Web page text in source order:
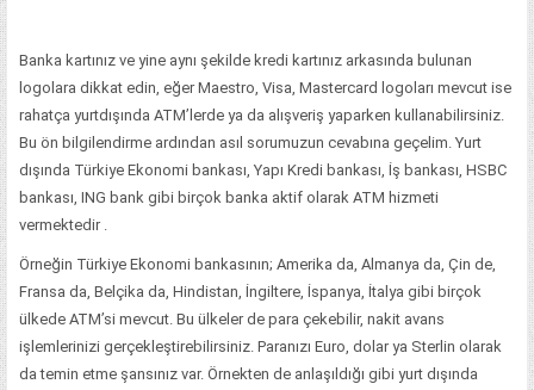
Banka kartınız ve yine aynı şekilde kredi kartınız arkasında bulunan
logolara dikkat edin, eğer Maestro, Visa, Mastercard logoları mevcut ise
rahatça yurtdışında ATM’lerde ya da alışveriş yaparken kullanabilirsiniz.
Bu ön bilgilendirme ardından asıl sorumuzun cevabına geçelim. Yurt
dışında Türkiye Ekonomi bankası, Yapı Kredi bankası, İş bankası, HSBC
bankası, ING bank gibi birçok banka aktif olarak ATM hizmeti
vermektedir .
Örneğin Türkiye Ekonomi bankasının; Amerika da, Almanya da, Çin de,
Fransa da, Belçika da, Hindistan, İngiltere, İspanya, İtalya gibi birçok
ülkede ATM’si mevcut. Bu ülkeler de para çekebilir, nakit avans
işlemlerinizi gerçekleştirebilirsiniz. Paranızı Euro, dolar ya Sterlin olarak
da temin etme şansınız var. Örnekten de anlaşıldığı gibi yurt dışında